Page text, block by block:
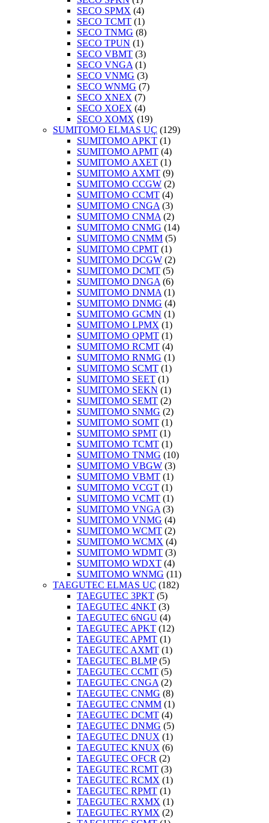
SECO SPMX (4)
SECO TCMT (1)
SECO TNMG (8)
SECO TPUN (1)
SECO VBMT (3)
SECO VNGA (1)
SECO VNMG (3)
SECO WNMG (7)
SECO XNEX (7)
SECO XOEX (4)
SECO XOMX (19)
SUMITOMO ELMAS UÇ (129)
SUMITOMO APKT (1)
SUMITOMO APMT (4)
SUMITOMO AXET (1)
SUMITOMO AXMT (9)
SUMITOMO CCGW (2)
SUMITOMO CCMT (4)
SUMITOMO CNGA (3)
SUMITOMO CNMA (2)
SUMITOMO CNMG (14)
SUMITOMO CNMM (5)
SUMITOMO CPMT (1)
SUMITOMO DCGW (2)
SUMITOMO DCMT (5)
SUMITOMO DNGA (6)
SUMITOMO DNMA (1)
SUMITOMO DNMG (4)
SUMITOMO GCMN (1)
SUMITOMO LPMX (1)
SUMITOMO QPMT (1)
SUMITOMO RCMT (4)
SUMITOMO RNMG (1)
SUMITOMO SCMT (1)
SUMITOMO SEET (1)
SUMITOMO SEKN (1)
SUMITOMO SEMT (2)
SUMITOMO SNMG (2)
SUMITOMO SOMT (1)
SUMITOMO SPMT (1)
SUMITOMO TCMT (1)
SUMITOMO TNMG (10)
SUMITOMO VBGW (3)
SUMITOMO VBMT (1)
SUMITOMO VCGT (1)
SUMITOMO VCMT (1)
SUMITOMO VNGA (3)
SUMITOMO VNMG (4)
SUMITOMO WCMT (2)
SUMITOMO WCMX (4)
SUMITOMO WDMT (3)
SUMITOMO WDXT (4)
SUMITOMO WNMG (11)
TAEGUTEC ELMAS UÇ (182)
TAEGUTEC 3PKT (5)
TAEGUTEC 4NKT (3)
TAEGUTEC 6NGU (4)
TAEGUTEC APKT (12)
TAEGUTEC APMT (1)
TAEGUTEC AXMT (1)
TAEGUTEC BLMP(5)
TAEGUTEC CCMT (5)
TAEGUTEC CNGA (2)
TAEGUTEC CNMG (8)
TAEGUTEC CNMM (1)
TAEGUTEC DCMT (4)
TAEGUTEC DNMG (5)
TAEGUTEC DNUX (1)
TAEGUTEC KNUX (6)
TAEGUTEC OFCR (2)
TAEGUTEC RCMT (3)
TAEGUTEC RCMX (1)
TAEGUTEC RPMT (1)
TAEGUTEC RXMX (1)
TAEGUTEC RYMX (2)